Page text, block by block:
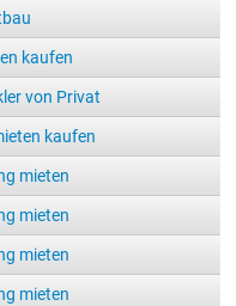
kaufen
von Privat
kaufen
mieten
mieten
mieten
mieten